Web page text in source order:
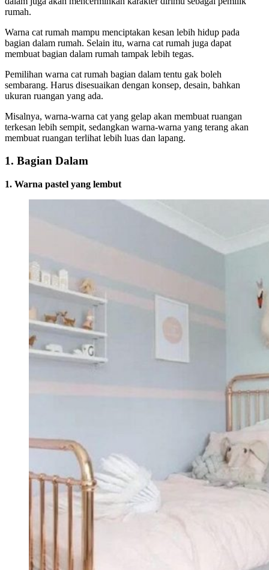
rumah.
Warna cat rumah mampu menciptakan kesan lebih hidup pada
bagian dalam rumah. Selain itu, warna cat rumah juga dapat
membuat bagian dalam rumah tampak lebih tegas.
Pemilihan warna cat rumah bagian dalam tentu gak boleh
sembarang. Harus disesuaikan dengan konsep, desain, bahkan
ukuran ruangan yang ada.
Misalnya, warna-warna cat yang gelap akan membuat ruangan
terkesan lebih sempit, sedangkan warna-warna yang terang akan
membuat ruangan terlihat lebih luas dan lapang.
1. Bagian Dalam
1. Warna pastel yang lembut